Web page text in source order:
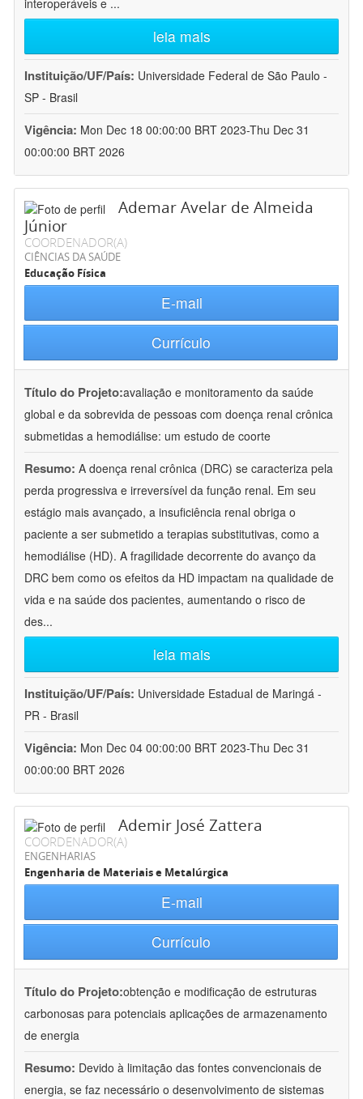
interoperáveis e ...
leia mais
Instituição/UF/País: Universidade Federal de São Paulo -
SP - Brasil
Vigência: Mon Dec 18 00:00:00 BRT 2023-Thu Dec 31
00:00:00 BRT 2026
Ademar Avelar de Almeida
Júnior
COORDENADOR(A)
CIÊNCIAS DA SAÚDE
Educação Física
E-mail
Currículo
Título do Projeto:avaliação e monitoramento da saúde
global e da sobrevida de pessoas com doença renal crônica
submetidas a hemodiálise: um estudo de coorte
Resumo: A doença renal crônica (DRC) se caracteriza pela
perda progressiva e irreversível da função renal. Em seu
estágio mais avançado, a insuficiência renal obriga o
paciente a ser submetido a terapias substitutivas, como a
hemodiálise (HD). A fragilidade decorrente do avanço da
DRC bem como os efeitos da HD impactam na qualidade de
vida e na saúde dos pacientes, aumentando o risco de
des...
leia mais
Instituição/UF/País: Universidade Estadual de Maringá -
PR - Brasil
Vigência: Mon Dec 04 00:00:00 BRT 2023-Thu Dec 31
00:00:00 BRT 2026
Ademir José Zattera
COORDENADOR(A)
ENGENHARIAS
Engenharia de Materiais e Metalúrgica
E-mail
Currículo
Título do Projeto:obtenção e modificação de estruturas
carbonosas para potenciais aplicações de armazenamento
de energia
Resumo: Devido à limitação das fontes convencionais de
energia, se faz necessário o desenvolvimento de sistemas